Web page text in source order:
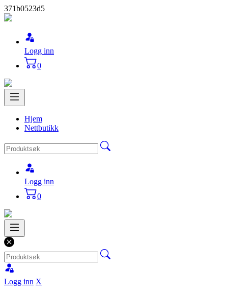
371b0523d5
Logg inn
0
Hjem
Nettbutikk
Logg inn
0
Logg inn X